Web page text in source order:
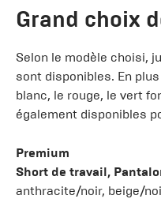
Grand choix
Selon le modèle choisi,
sont disponibles. En
blanc, le rouge, le vert
également disponibles
Premium
Short de travail,
anthracite/noir, beige/